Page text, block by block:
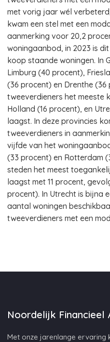
met vorig jaar wél
kwam een stel met een
aanmerking voor 20,2
woningaanbod, in 2023 is
koop staande woningen. In
Limburg (40 procent),
(36 procent) en Drenthe (36
tweeverdieners het meeste
Holland (16 procent), en
laagst. In deze provincies
tweeverdieners in
vijfde van het
(33 procent) en Rotterdam
steden het meest
laagst met 11 procent,
procent). In Utrecht is bijna
aantal woningen
tweeverdieners met een
Noordelijk Financieel
Met onze jarenlange ervaring